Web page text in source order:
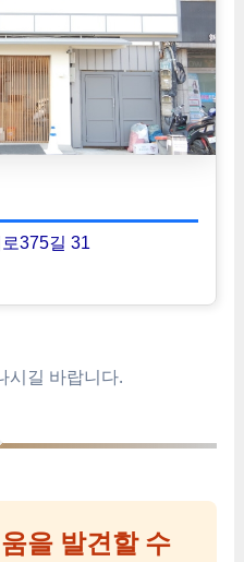
375길 31
시길 바랍니다.
을 발견할 수